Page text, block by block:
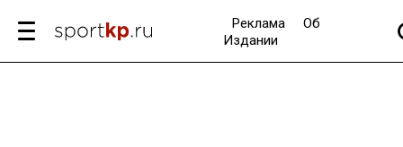
Реклама
Об
Издании